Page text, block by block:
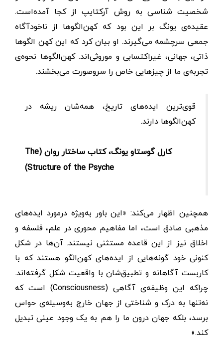
شخصیت شناسی به روش آرکتایپ از کجا آمده‌است.
عقیده‌ی یونگ بر این بود که کهن‌الگوها از ناخودآگاه
جمعی سرچشمه می‌گیرند. او بیان کرد که این کهن الگوها
ذاتی، جهانی، غیراکتسابی و موروثی‌اند. کهن‌الگو‌ها نحوه‌ی
تجربه‌ی ما از چیزهایی خاص را سروصورت می‌بخشند.
قوی‌ترین ایده‌های تاریخ، همه‌شان ریشه در
کهن‌الگوها دارند.
کارل گوستاو یونگ، کتاب ساختار روان (The
Structure of the Psyche)
همچنین اظهار می‌کند: «این باور به‌ویژه درمورد ایده‌های
مذهبی صادق است، اما مفاهیم محوری در علم، فلسفه و
اخلاق نیز از این قاعده مستثنی نیستند. آن‌ها در شکل
کنونی خود گونه‌هایی از ایده‌های کهن‌الگو هستند که با
کاربست آگاهانه و تطبیق‌شان با واقعیت شکل گرفته‌اند.
چراکه این وظیفه‌ی آگاهی (Consciousness) است که
نه‌تنها به درک و شناختی از جهان خارج به‌وسیله‌ی حواس
برسد، بلکه جهان درون ما را هم به یک وجود عینی تبدیل
کند.»